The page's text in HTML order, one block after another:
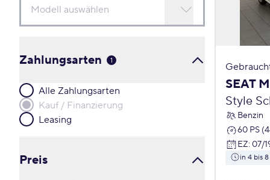
Zahlungsarten 1
Alle Zahlungsarten
Kauf / Finanzierung
Leasing
Preis
SEAT
Style
Benzin
60 PS
EZ: 07/
in 4 bis